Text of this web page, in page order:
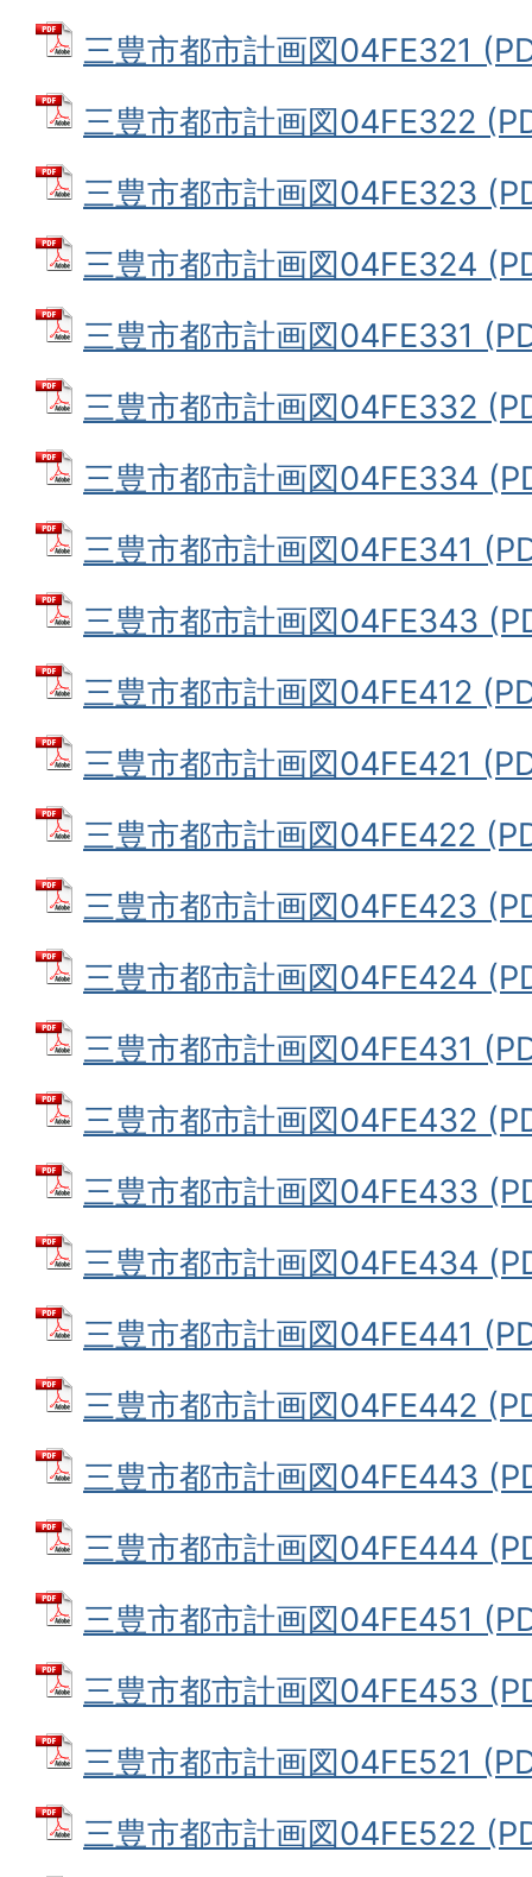
三豊市都市計画図04FE321
三豊市都市計画図04FE322
三豊市都市計画図04FE323
三豊市都市計画図04FE324
三豊市都市計画図04FE331
三豊市都市計画図04FE332
三豊市都市計画図04FE334
三豊市都市計画図04FE341
三豊市都市計画図04FE343
三豊市都市計画図04FE412
三豊市都市計画図04FE421
三豊市都市計画図04FE422
三豊市都市計画図04FE423
三豊市都市計画図04FE424
三豊市都市計画図04FE431
三豊市都市計画図04FE432
三豊市都市計画図04FE433
三豊市都市計画図04FE434
三豊市都市計画図04FE441
三豊市都市計画図04FE442
三豊市都市計画図04FE443
三豊市都市計画図04FE444
三豊市都市計画図04FE451
三豊市都市計画図04FE453
三豊市都市計画図04FE521
三豊市都市計画図04FE522